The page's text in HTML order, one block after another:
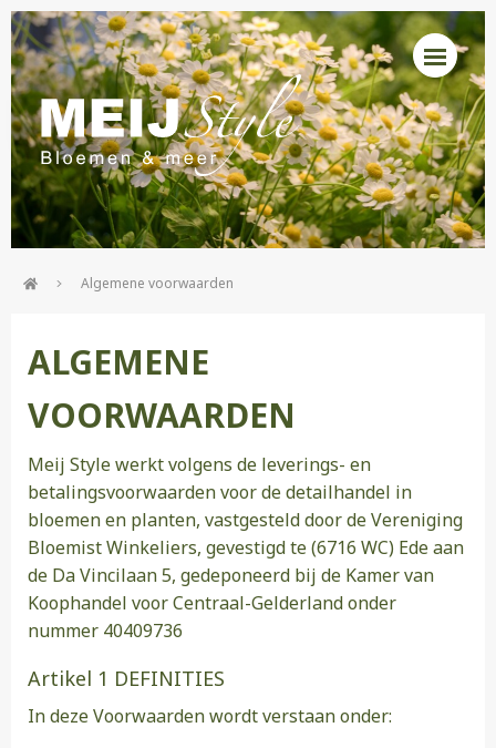
Algemene voorwaarden
ALGEMENE
VOORWAARDEN
Meij Style werkt volgens de leverings- en
betalingsvoorwaarden voor de detailhandel in
bloemen en planten, vastgesteld door de Vereniging
Bloemist Winkeliers, gevestigd te (6716 WC) Ede aan
de Da Vincilaan 5, gedeponeerd bij de Kamer van
Koophandel voor Centraal-Gelderland onder
nummer 40409736
Artikel 1 DEFINITIES
In deze Voorwaarden wordt verstaan onder: